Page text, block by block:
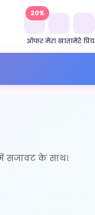
ऑफर
20%
मेरा खातामेरे प्रिय
में सजावट के साथ।